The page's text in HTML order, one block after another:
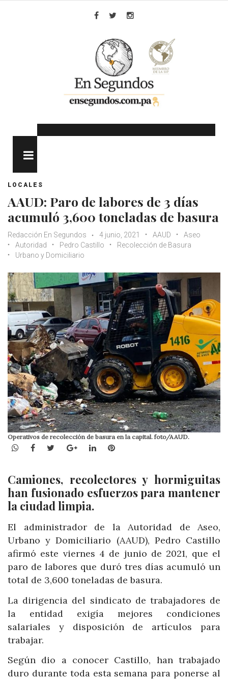
LOCALES
AAUD: Paro de labores de 3 días
acumuló 3,600 toneladas de basura
Redacción En Segundos 4 junio, 2021 AAUD
Aseo
Autoridad
Pedro Castillo
Recolección de Basura
Urbano y Domiciliario
Operativos de recolección de basura en la capital. foto/AAUD.
WhatsApp
Facebook
TwitterGoogle+LinkedInPinterest
Camiones, recolectores y hormiguitas
han fusionado esfuerzos para mantener
la ciudad limpia.
El administrador de la Autoridad de Aseo,
Urbano y Domiciliario (AAUD), Pedro Castillo
afirmó este viernes 4 de junio de 2021, que el
paro de labores que duró tres días acumuló un
total de 3,600 toneladas de basura.
La dirigencia del sindicato de trabajadores de
la entidad exigía mejores condiciones
salariales y disposición de artículos para
trabajar.
Según dio a conocer Castillo, han trabajado
duro durante toda esta semana para ponerse al